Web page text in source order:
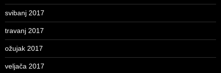
svibanj 2017
travanj 2017
ožujak 2017
veljača 2017